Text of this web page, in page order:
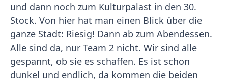
und dann noch zum Kulturpalast in den 30.
Stock. Von hier hat man einen Blick über die
ganze Stadt: Riesig! Dann ab zum Abendessen.
Alle sind da, nur Team 2 nicht. Wir sind alle
gespannt, ob sie es schaffen. Es ist schon
dunkel und endlich, da kommen die beiden